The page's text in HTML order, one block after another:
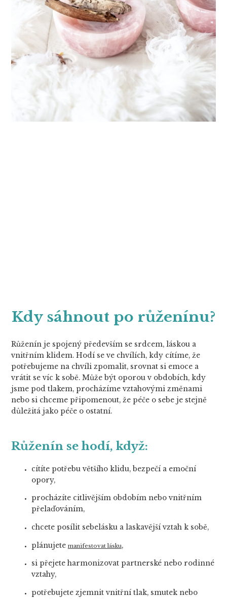
Kdy sáhnout po růženínu?
Růženín je spojený především se srdcem, láskou a
vnitřním klidem. Hodí se ve chvílích, kdy cítíme, že
potřebujeme na chvíli zpomalit, srovnat si emoce a
vrátit se víc k sobě. Může být oporou v obdobích, kdy
jsme pod tlakem, procházíme vztahovými změnami
nebo si chceme připomenout, že péče o sebe je stejně
důležitá jako péče o ostatní.
Růženín se hodí, když:
cítíte potřebu většího klidu, bezpečí a emoční
opory,
procházíte citlivějším obdobím nebo vnitřním
přelaďováním,
chcete posílit sebelásku a laskavější vztah k sobě,
plánujete manifestovat lásku,
si přejete harmonizovat partnerské nebo rodinné
vztahy,
potřebujete zjemnit vnitřní tlak, smutek nebo